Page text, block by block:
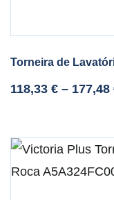
Torneira de
118,33 € – 177,48